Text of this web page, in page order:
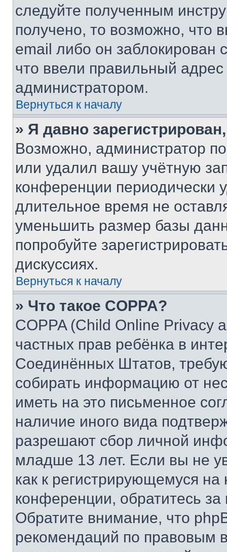
следуйте полученным
получено, то возможно, что
email либо он
что ввели правильный адрес
администратором.
Вернуться к началу
» Я давно
Возможно, администратор
или удалил вашу учётную
конференции периодически
длительное время не
уменьшить размер базы
попробуйте
дискуссиях.
Вернуться к началу
» Что такое COPPA?
COPPA (Child Online Privacy
частных прав ребёнка в
Соединённых Штатов,
собирать информацию от
иметь на это письменное
наличие иного вида
разрешают сбор личной
младше 13 лет. Если вы не
как к регистрирующемуся
конференции, обратитесь
Обратите внимание, что
рекомендаций по правовым